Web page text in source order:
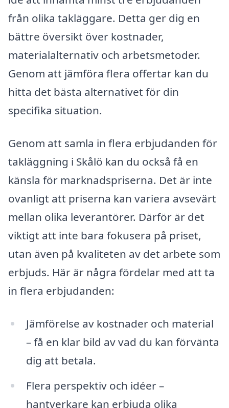
från olika takläggare. Detta ger dig en
bättre översikt över kostnader,
materialalternativ och arbetsmetoder.
Genom att jämföra flera offertar kan du
hitta det bästa alternativet för din
specifika situation.
Genom att samla in flera erbjudanden för
takläggning i Skålö kan du också få en
känsla för marknadspriserna. Det är inte
ovanligt att priserna kan variera avsevärt
mellan olika leverantörer. Därför är det
viktigt att inte bara fokusera på priset,
utan även på kvaliteten av det arbete som
erbjuds. Här är några fördelar med att ta
in flera erbjudanden:
Jämförelse av kostnader och material
– få en klar bild av vad du kan förvänta
dig att betala.
Flera perspektiv och idéer –
hantverkare kan erbjuda olika